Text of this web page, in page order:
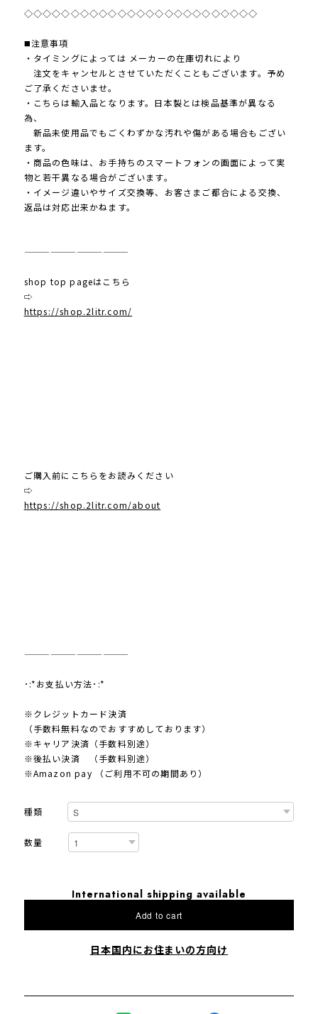
◇◇◇◇◇◇◇◇◇◇◇◇◇◇◇◇◇◇◇◇◇◇◇◇◇
◼️注意事項
・タイミングによっては メーカーの在庫切れにより
注文をキャンセルとさせていただくこともございます。予め
ご了承くださいませ。
・こちらは輸入品となります。日本製とは検品基準が異なる
為、
新品未使用品でもごくわずかな汚れや傷がある場合もござい
ます。
・商品の色味は、お手持ちのスマートフォンの画面によって実
物と若干異なる場合がございます。
・イメージ違いやサイズ交換等、お客さまご都合による交換、
返品は対応出来かねます。
————————————
shop top pageはこちら
⇨
https://shop.2litr.com/
ご購入前にこちらをお読みください
⇨
https://shop.2litr.com/about
————————————
･:*お支払い方法･:*
※クレジットカード決済
（手数料無料なのでおすすめしております）
※キャリア決済（手数料別途）
※後払い決済 （手数料別途）
※Amazon pay （ご利用不可の期間あり）
種類
数量
International shipping available
Add to cart
日本国内にお住まいの方向け